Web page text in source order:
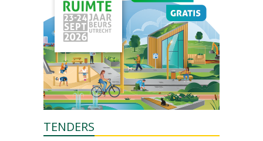
TENDERS